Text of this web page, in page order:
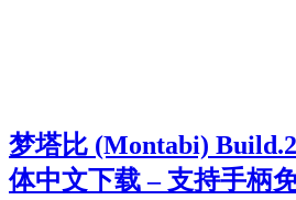
梦塔比 (Montabi)
体中文下载 – 支持手柄